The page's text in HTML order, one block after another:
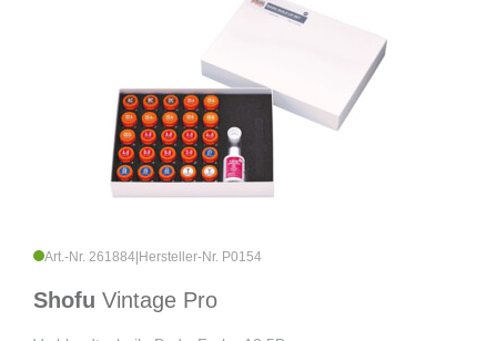
Art.-Nr. 261884 Hersteller-Nr. P0154
Shofu Vintage Pro